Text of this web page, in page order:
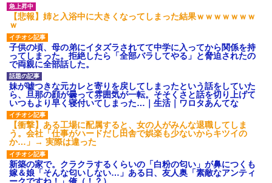
【悲報】姉と入浴中に大きくなってしまった結果ｗｗｗｗｗｗｗ
ｗ
子供の頃、母の弟にイタズラされてて中学に入ってから関係を持
ってしまった。拒絶したら「全部バラしてやる」と脅迫されたの
で両親に全部話した。
妹が嘘つきな元カレと寄りを戻してしまったという話をしていた
ら、旦那の顔が曇って雰囲気が一転。そそくさと話を切り上げて
いつもより早く寝付いてしまった…｜生活｜ワロタあんてな
【衝撃】ある工場に配属すると、女の人がみんな退職してしま
う。会社「仕事がハードだし田舎で娯楽も少ないからキツイの
か…」→ 実際は違った
新築の家で。クラクラするくらいの「白粉の匂い」が鼻につくも
嫁＆娘「そんな匂いしない…」ある日、友人奥「素敵なアンティ
ークですね！」俺（！？）